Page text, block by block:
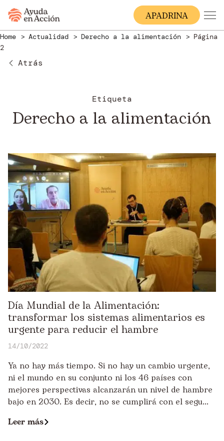
APADRINA
Home Actualidad Derecho a la alimentación
Página
2
Atrás
Etiqueta
Derecho a la alimentación
Día Mundial de la Alimentación:
transformar los sistemas alimentarios es
urgente para reducir el hambre
14/10/2022
Ya no hay más tiempo. Si no hay un cambio urgente,
ni el mundo en su conjunto ni los 46 países con
mejores perspectivas alcanzarán un nivel de hambre
bajo en 2030. Es decir, no se cumplirá con el segu...
Leer más